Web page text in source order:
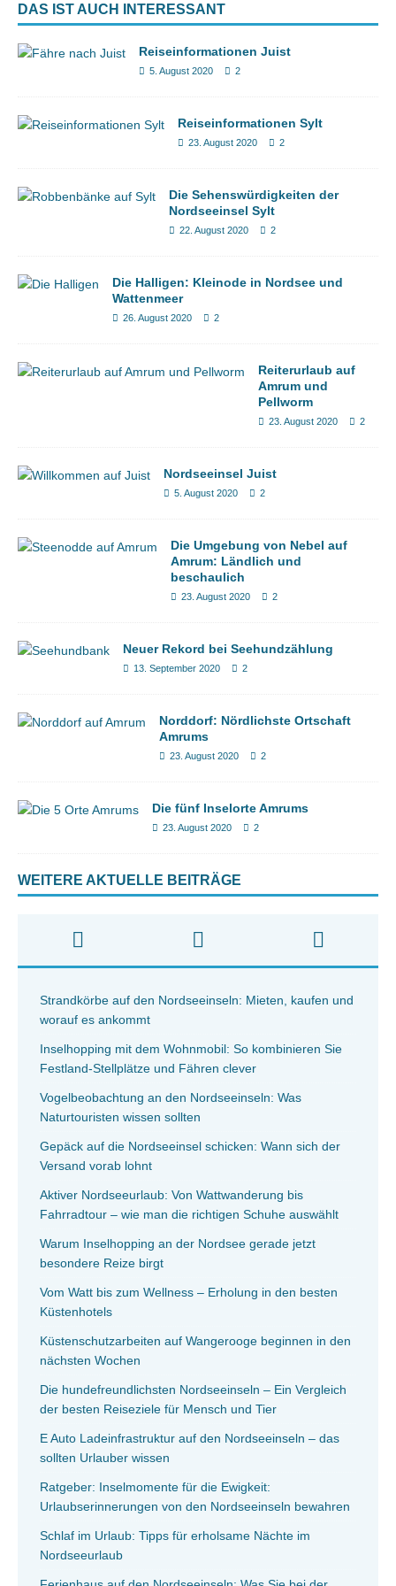
DAS IST AUCH INTERESSANT
Reiseinformationen Juist
5. August 2020 2
Reiseinformationen Sylt
23. August 2020 2
Die Sehenswürdigkeiten der
Nordseeinsel Sylt
22. August 2020 2
Die Halligen: Kleinode in Nordsee und
Wattenmeer
26. August 2020 2
Reiterurlaub auf
Amrum und
Pellworm
23. August 2020 2
Nordseeinsel Juist
5. August 2020 2
Die Umgebung von Nebel auf
Amrum: Ländlich und
beschaulich
23. August 2020 2
Neuer Rekord bei Seehundzählung
13. September 2020 2
Norddorf: Nördlichste Ortschaft
Amrums
23. August 2020 2
Die fünf Inselorte Amrums
23. August 2020 2
WEITERE AKTUELLE BEITRÄGE
Strandkörbe auf den Nordseeinseln: Mieten, kaufen und
worauf es ankommt
Inselhopping mit dem Wohnmobil: So kombinieren Sie
Festland-Stellplätze und Fähren clever
Vogelbeobachtung an den Nordseeinseln: Was
Naturtouristen wissen sollten
Gepäck auf die Nordseeinsel schicken: Wann sich der
Versand vorab lohnt
Aktiver Nordseeurlaub: Von Wattwanderung bis
Fahrradtour – wie man die richtigen Schuhe auswählt
Warum Inselhopping an der Nordsee gerade jetzt
besondere Reize birgt
Vom Watt bis zum Wellness – Erholung in den besten
Küstenhotels
Küstenschutzarbeiten auf Wangerooge beginnen in den
nächsten Wochen
Die hundefreundlichsten Nordseeinseln – Ein Vergleich
der besten Reiseziele für Mensch und Tier
E Auto Ladeinfrastruktur auf den Nordseeinseln – das
sollten Urlauber wissen
Ratgeber: Inselmomente für die Ewigkeit:
Urlaubserinnerungen von den Nordseeinseln bewahren
Schlaf im Urlaub: Tipps für erholsame Nächte im
Nordseeurlaub